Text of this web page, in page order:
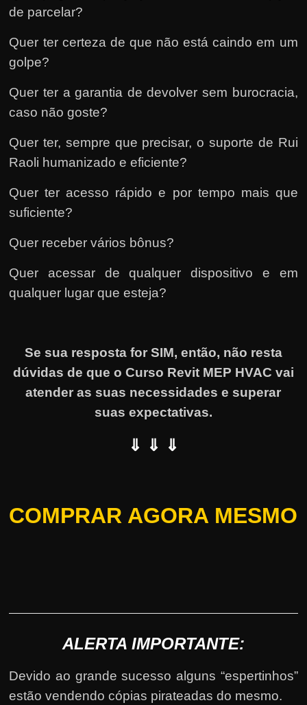
de parcelar?
Quer ter certeza de que não está caindo em um
golpe?
Quer ter a garantia de devolver sem burocracia,
caso não goste?
Quer ter, sempre que precisar, o suporte de Rui
Raoli humanizado e eficiente?
Quer ter acesso rápido e por tempo mais que
suficiente?
Quer receber vários bônus?
Quer acessar de qualquer dispositivo e em
qualquer lugar que esteja?
Se sua resposta for SIM, então, não resta
dúvidas de que o Curso Revit MEP HVAC vai
atender as suas necessidades e superar
suas expectativas.
⇓ ⇓ ⇓
COMPRAR AGORA MESMO
ALERTA IMPORTANTE:
Devido ao grande sucesso alguns “espertinhos”
estão vendendo cópias pirateadas do mesmo.